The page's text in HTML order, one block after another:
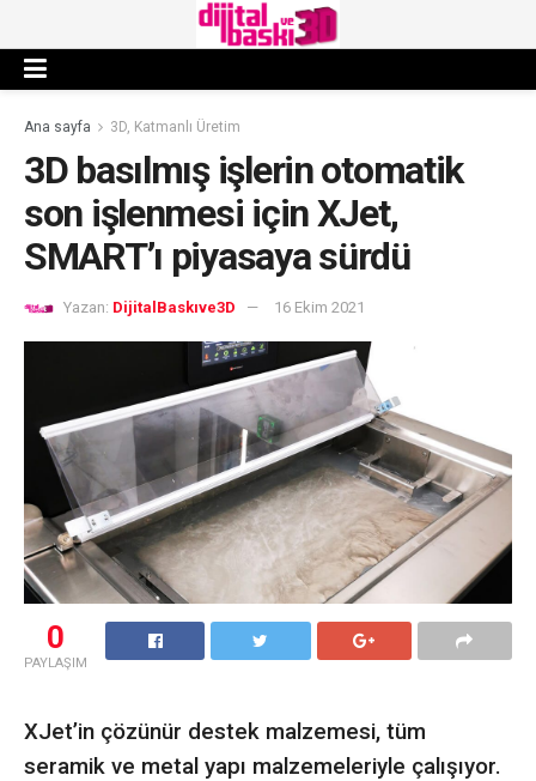
Ana sayfa 3D, Katmanlı Üretim
3D basılmış işlerin otomatik
son işlenmesi için XJet,
SMART’ı piyasaya sürdü
Yazan: DijitalBaskıve3D 16 Ekim 2021
0
PAYLAŞIM
XJet’in çözünür destek malzemesi, tüm
seramik ve metal yapı malzemeleriyle çalışıyor.